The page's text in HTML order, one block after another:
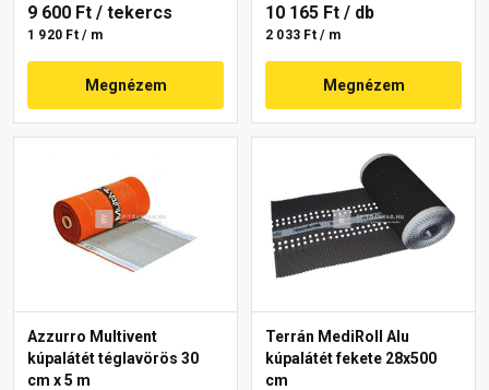
9 600 Ft / tekercs
1 920 Ft / m
Megnézem
10 165 Ft / db
2 033 Ft / m
Megnézem
Azzurro Multivent
kúpalátét téglavörös 30
cm x 5 m
Terrán MediRoll Alu
kúpalátét fekete 28x500
cm